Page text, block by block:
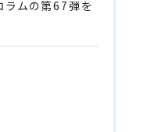
ムの第67弾を